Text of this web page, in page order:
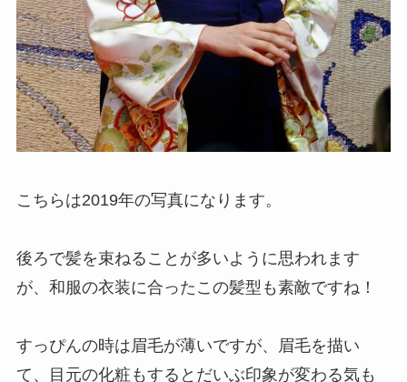
こちらは2019年の写真になります。
後ろで髪を束ねることが多いように思われます
が、和服の衣装に合ったこの髪型も素敵ですね！
すっぴんの時は眉毛が薄いですが、眉毛を描い
て、目元の化粧もするとだいぶ印象が変わる気も